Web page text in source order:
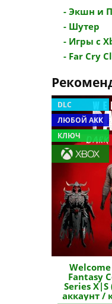
- Экшн и
- Шутер
- Игры с
- Far Cry
DLC
ЛЮБОЙ АКК
КЛЮЧ
Fantasy
Series
аккаунт /